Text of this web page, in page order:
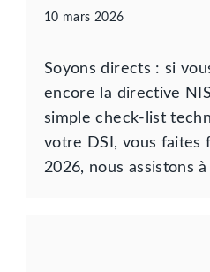
10 mars 2026
Soyons directs : si
encore la directive
simple check-list
votre DSI, vous faites
2026, nous assistons à